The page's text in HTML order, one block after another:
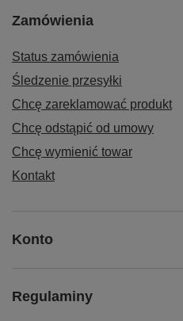
Zamówienia
Status zamówienia
Śledzenie przesyłki
Chcę zareklamować produkt
Chcę odstąpić od umowy
Chcę wymienić towar
Kontakt
Konto
Regulaminy